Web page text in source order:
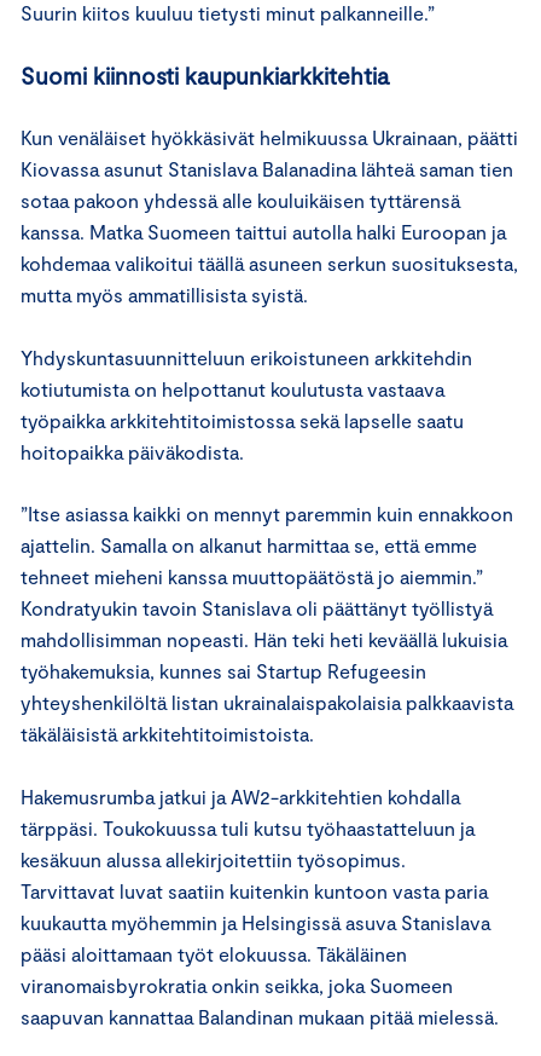
Suurin kiitos kuuluu tietysti minut palkanneille.”
Suomi kiinnosti kaupunkiarkkitehtia
Kun venäläiset hyökkäsivät helmikuussa Ukrainaan, päätti
Kiovassa asunut Stanislava Balanadina lähteä saman tien
sotaa pakoon yhdessä alle kouluikäisen tyttärensä
kanssa. Matka Suomeen taittui autolla halki Euroopan ja
kohdemaa valikoitui täällä asuneen serkun suosituksesta,
mutta myös ammatillisista syistä.
Yhdyskuntasuunnitteluun erikoistuneen arkkitehdin
kotiutumista on helpottanut koulutusta vastaava
työpaikka arkkitehtitoimistossa sekä lapselle saatu
hoitopaikka päiväkodista.
”Itse asiassa kaikki on mennyt paremmin kuin ennakkoon
ajattelin. Samalla on alkanut harmittaa se, että emme
tehneet mieheni kanssa muuttopäätöstä jo aiemmin.”
Kondratyukin tavoin Stanislava oli päättänyt työllistyä
mahdollisimman nopeasti. Hän teki heti keväällä lukuisia
työhakemuksia, kunnes sai Startup Refugeesin
yhteyshenkilöltä listan ukrainalaispakolaisia palkkaavista
täkäläisistä arkkitehtitoimistoista.
Hakemusrumba jatkui ja AW2-arkkitehtien kohdalla
tärppäsi. Toukokuussa tuli kutsu työhaastatteluun ja
kesäkuun alussa allekirjoitettiin työsopimus.
Tarvittavat luvat saatiin kuitenkin kuntoon vasta paria
kuukautta myöhemmin ja Helsingissä asuva Stanislava
pääsi aloittamaan työt elokuussa. Täkäläinen
viranomaisbyrokratia onkin seikka, joka Suomeen
saapuvan kannattaa Balandinan mukaan pitää mielessä.